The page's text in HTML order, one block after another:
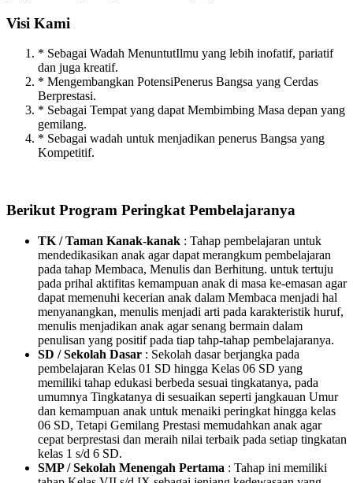
Visi Kami
* Sebagai Wadah MenuntutIlmu yang lebih inofatif, pariatif
dan juga kreatif.
* Mengembangkan PotensiPenerus Bangsa yang Cerdas
Berprestasi.
* Sebagai Tempat yang dapat Membimbing Masa depan yang
gemilang.
* Sebagai wadah untuk menjadikan penerus Bangsa yang
Kompetitif.
Berikut Program Peringkat Pembelajaranya
TK / Taman Kanak-kanak : Tahap pembelajaran untuk
mendedikasikan anak agar dapat merangkum pembelajaran
pada tahap Membaca, Menulis dan Berhitung. untuk tertuju
pada prihal aktifitas kemampuan anak di masa ke-emasan agar
dapat memenuhi kecerian anak dalam Membaca menjadi hal
menyanangkan, menulis menjadi arti pada karakteristik huruf,
menulis menjadikan anak agar senang bermain dalam
penulisan yang positif pada tiap tahp-tahap pembelajaranya.
SD / Sekolah Dasar : Sekolah dasar berjangka pada
pembelajaran Kelas 01 SD hingga Kelas 06 SD yang
memiliki tahap edukasi berbeda sesuai tingkatanya, pada
umumnya Tingkatanya di sesuaikan seperti jangkauan Umur
dan kemampuan anak untuk menaiki peringkat hingga kelas
06 SD, Tetapi Gemilang Prestasi memudahkan anak agar
cepat berprestasi dan meraih nilai terbaik pada setiap tingkatan
kelas 1 s/d 6 SD.
SMP / Sekolah Menengah Pertama : Tahap ini memiliki